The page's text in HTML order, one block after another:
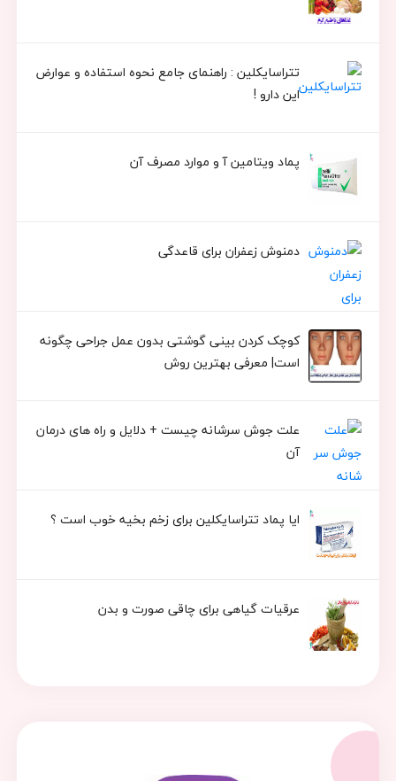
تتراسایکلین : راهنمای جامع نحوه استفاده و عوارض
این دارو !
پماد ویتامین آ و موارد مصرف آن
دمنوش زعفران برای قاعدگی
کوچک کردن بینی گوشتی بدون عمل جراحی چگونه
است| معرفی بهترین روش
علت جوش سرشانه چیست + دلایل و راه های درمان
آن
ایا پماد تتراسایکلین برای زخم بخیه خوب است ؟
عرقیات گیاهی برای چاقی صورت و بدن